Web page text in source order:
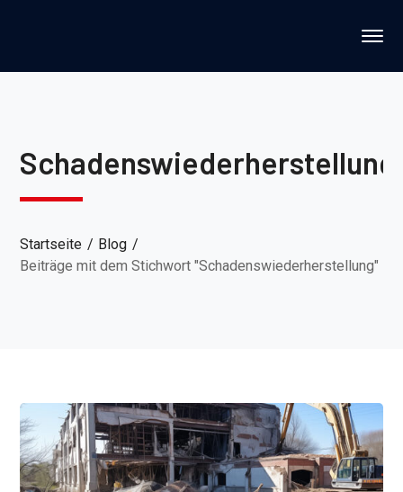
Schadenswiederherstellung
Startseite
Blog
Beiträge mit dem Stichwort "Schadenswiederherstellung"